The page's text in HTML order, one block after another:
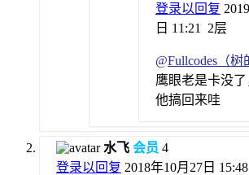
登录以回复
日 11:21
2层
@Fullcodes（树
鹰眼老是卡没
他搞回来哇
水飞 会员 4
登录以回复 2018年10月27日 15:48